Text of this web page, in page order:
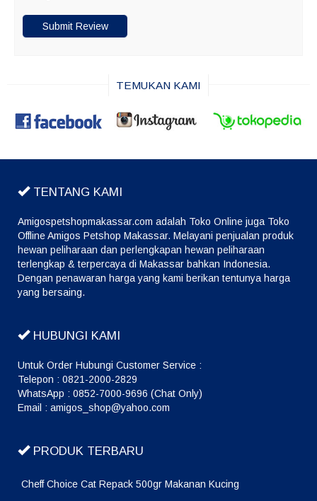
TEMUKAN KAMI
TENTANG KAMI
Amigospetshopmakassar.com adalah Toko Online juga Toko
Offline Amigos Petshop Makassar. Melayani penjualan produk
hewan peliharaan dan perlengkapan hewan peliharaan
terlengkap & terpercaya di Makassar bahkan Indonesia.
Dengan penawaran harga yang kami berikan tentunya harga
yang bersaing.
HUBUNGI KAMI
Untuk Order Hubungi Customer Service :
Telepon : 0821-2000-2829
WhatsApp : 0852-7000-9696 (Chat Only)
Email : amigos_shop@yahoo.com
PRODUK TERBARU
Cheff Choice Cat Repack 500gr Makanan Kucing